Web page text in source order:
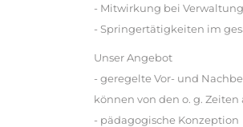
- Mitwirkung bei
- Springertätigkeiten im
Unser Angebot
- geregelte Vor- und
können von den o. g. Zeiten
- pädagogische Konzeption